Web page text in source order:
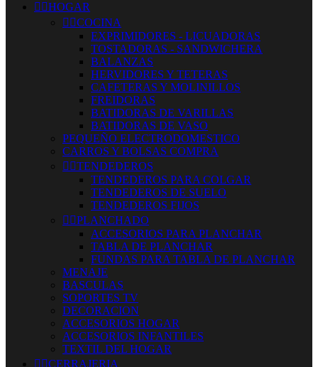
 HOGAR
 COCINA
EXPRIMIDORES - LICUADORAS
TOSTADORAS - SANDWICHERA
BALANZAS
HERVIDORES Y TETERAS
CAFETERAS Y MOLINILLOS
FREIDORAS
BATIDORAS DE VARILLAS
BATIDORAS DE VASO
PEQUEÑO ELECTRODOMESTICO
CARROS Y BOLSAS COMPRA
 TENDEDEROS
TENDEDEROS PARA COLGAR
TENDEDEROS DE SUELO
TENDEDEROS FIJOS
 PLANCHADO
ACCESORIOS PARA PLANCHAR
TABLA DE PLANCHAR
FUNDAS PARA TABLA DE PLANCHAR
MENAJE
BASCULAS
SOPORTES TV
DECORACION
ACCESORIOS HOGAR
ACCESORIOS INFANTILES
TEXTIL DEL HOGAR
 CERRAJERIA